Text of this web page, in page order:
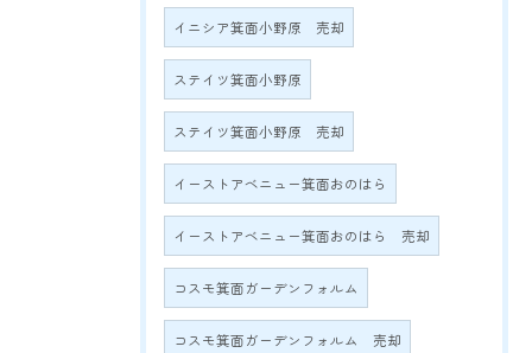
イニシア箕面小野原 売却
ステイツ箕面小野原
ステイツ箕面小野原 売却
イーストアベニュー箕面おのはら
イーストアベニュー箕面おのはら 売却
コスモ箕面ガーデンフォルム
コスモ箕面ガーデンフォルム 売却